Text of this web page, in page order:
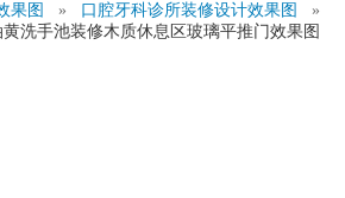
果图 » 口腔牙科诊所装修设计效果图
»
洗手池装修木质休息区玻璃平推门效果图